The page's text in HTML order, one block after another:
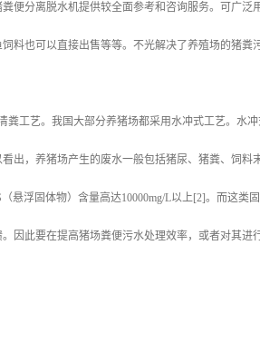
便分离脱水机提供较全面参考和咨询服务。可广泛
也可以直接出售等等。不光解决了养殖场的猪粪
工艺。我国大部分养猪场都采用水冲式工艺。水
出，养猪场产生的废水一般包括猪尿、猪粪、饲料
悬浮固体物）含量高达10000mg/L以上[2]。而这类
因此要在提高猪场粪便污水处理效率，或者对其进